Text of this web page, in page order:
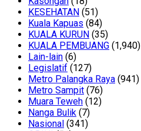
KESEHATAN (51)
Kuala Kapuas (84)
KUALA KURUN (35)
KUALA PEMBUANG (1,940)
Lain-lain (6)
Legislatif (127)
Metro Palangka Raya (941)
Metro Sampit (76)
Muara Teweh (12)
Nanga Bulik (7)
Nasional (341)